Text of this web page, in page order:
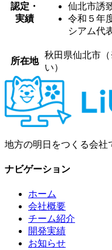
認定・
実績
仙北市誘
令和５年
シアム代
所在地
秋田県仙北市
い）
地方の明日をつくる会社
ナビゲーション
ホーム
会社概要
チーム紹介
開発実績
お知らせ